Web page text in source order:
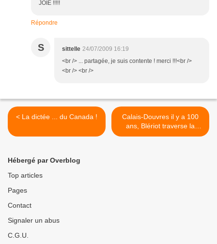
JOIE !!!!!
Répondre
S sittelle 24/07/2009 16:19
<br /> ... partagée, je suis contente ! merci !!!<br />
<br /> <br />
< La dictée ... du Canada !
Calais-Douvres il y a 100
ans, Blériot traverse la
Manche >
Hébergé par Overblog
Top articles
Pages
Contact
Signaler un abus
C.G.U.